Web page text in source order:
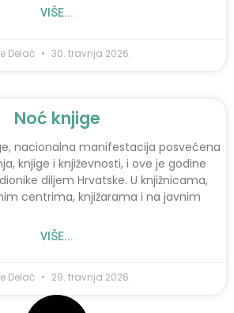
VIŠE...
Delač 30. travnja 2026.
Noć knjige
nacionalna manifestacija posvećena
knjige i književnosti, i ove je godine
diljem Hrvatske. U knjižnicama,
centrima, knjižarama i na javnim
VIŠE...
Delač 29. travnja 2026.